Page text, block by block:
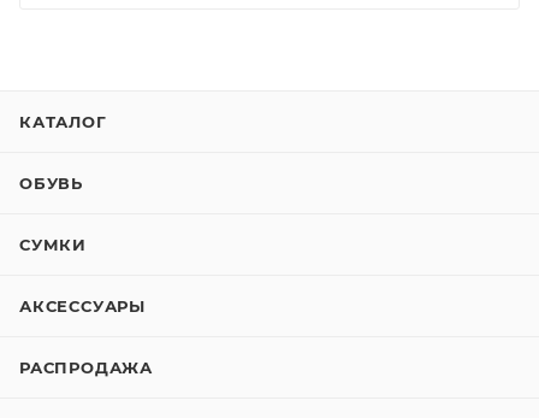
КАТАЛОГ
ОБУВЬ
СУМКИ
АКСЕССУАРЫ
РАСПРОДАЖА